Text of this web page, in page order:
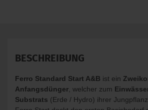
BESCHREIBUNG
Ferro Standard Start A&B ist ein
Anfangsdünger , welcher zum
Substrats (Erde / Hydro) ihrer